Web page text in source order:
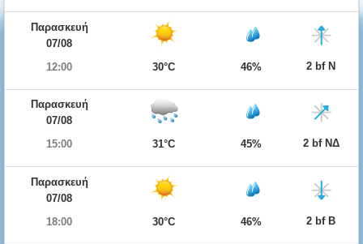
Παρασκευή
07/08
12:00
30°C 46% 2 bf Ν
Παρασκευή
07/08
15:00
31°C 45% 2 bf ΝΔ
Παρασκευή
07/08
18:00
30°C 46% 2 bf Β